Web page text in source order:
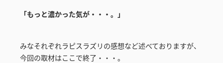
「もっと濃かった気が・・・。」
みなそれぞれラピスラズリの感想など述べておりますが、
今回の取材はここで終了・・・。